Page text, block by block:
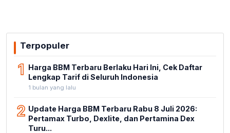
Terpopuler
1 Harga BBM Terbaru Berlaku Hari Ini, Cek Daftar
Lengkap Tarif di Seluruh Indonesia
1 bulan yang lalu
2 Update Harga BBM Terbaru Rabu 8 Juli 2026:
Pertamax Turbo, Dexlite, dan Pertamina Dex
Turu...